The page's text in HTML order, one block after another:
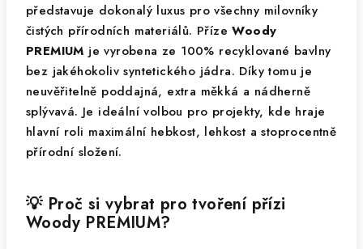
představuje dokonalý luxus pro všechny milovníky
čistých přírodních materiálů. PřízeWoody
PREMIUM je vyrobena ze 100% recyklované bavlny
bez jakéhokoliv syntetického jádra. Díky tomu je
neuvěřitelně poddajná, extra měkká a nádherně
splývavá. Je ideální volbou pro projekty, kde hraje
hlavní roli maximální hebkost, lehkost a stoprocentně
přírodní složení.
💡 Proč si vybrat pro tvoření přízi
Woody PREMIUM?